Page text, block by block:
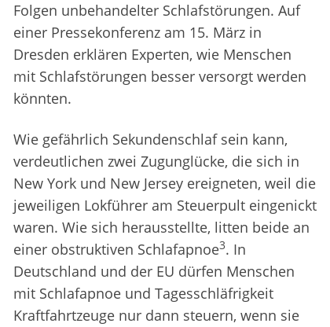
Folgen unbehandelter Schlafstörungen. Auf
einer Pressekonferenz am 15. März in
Dresden erklären Experten, wie Menschen
mit Schlafstörungen besser versorgt werden
könnten.
Wie gefährlich Sekundenschlaf sein kann,
verdeutlichen zwei Zugunglücke, die sich in
New York und New Jersey ereigneten, weil die
jeweiligen Lokführer am Steuerpult eingenickt
waren. Wie sich herausstellte, litten beide an
einer obstruktiven Schlafapnoe3. In
Deutschland und der EU dürfen Menschen
mit Schlafapnoe und Tagesschläfrigkeit
Kraftfahrtzeuge nur dann steuern, wenn sie